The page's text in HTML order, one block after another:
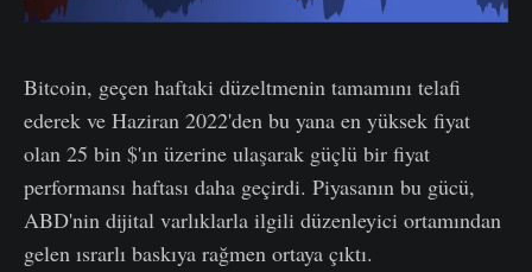
Bitcoin, geçen haftaki düzeltmenin tamamını telafi
ederek ve Haziran 2022'den bu yana en yüksek fiyat
olan 25 bin $'ın üzerine ulaşarak güçlü bir fiyat
performansı haftası daha geçirdi. Piyasanın bu gücü,
ABD'nin dijital varlıklarla ilgili düzenleyici ortamından
gelen ısrarlı baskıya rağmen ortaya çıktı.